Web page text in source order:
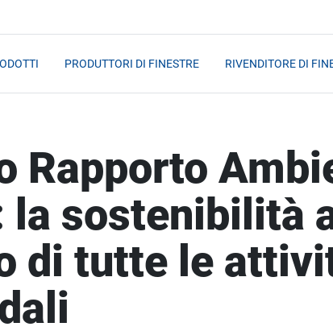
PRODUTTORI DI FINESTRE RIVENDITORE DI
Rapporto
la sostenibilità
di tutte le